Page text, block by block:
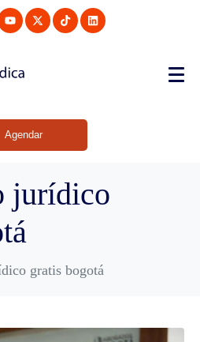
Agendar
jurídico
gratis bogotá